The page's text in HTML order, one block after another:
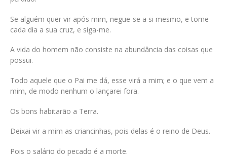
Se alguém quer vir após mim, negue-se a si mesmo, e tome
cada dia a sua cruz, e siga-me.
A vida do homem não consiste na abundância das coisas que
possui.
Todo aquele que o Pai me dá, esse virá a mim; e o que vem a
mim, de modo nenhum o lançarei fora.
Os bons habitarão a Terra.
Deixai vir a mim as criancinhas, pois delas é o reino de Deus.
Pois o salário do pecado é a morte.